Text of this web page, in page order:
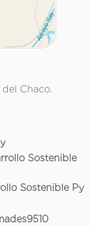
Chaco.
Sostenible
Sostenible Py